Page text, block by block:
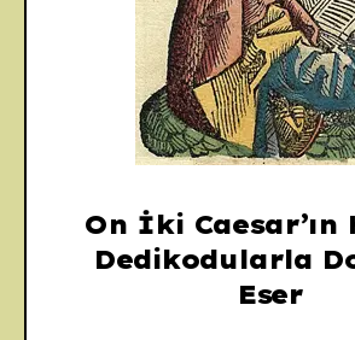
On İki Caesar’ın
Dedikodularla
Eser